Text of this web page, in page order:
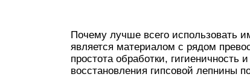
Почему лучше всего использовать
является материалом с рядом
простота обработки, гигиеничность
восстановления гипсовой лепнины